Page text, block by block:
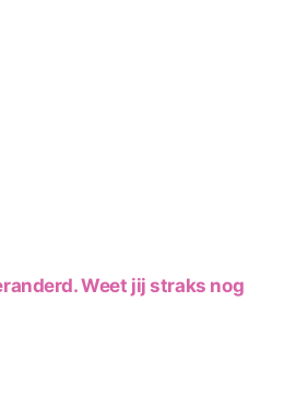
Weet jij straks nog